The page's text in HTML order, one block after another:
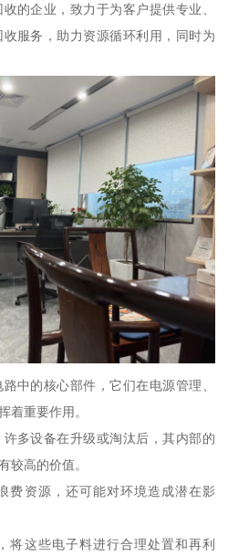
的企业，致力于为客户提供专业、
服务，助力资源循环利用，同时为
中的核心部件，它们在电源管理、
着重要作用。
多设备在升级或淘汰后，其内部的
较高的价值。
费资源，还可能对环境造成潜在影
将这些电子料进行合理处置和再利